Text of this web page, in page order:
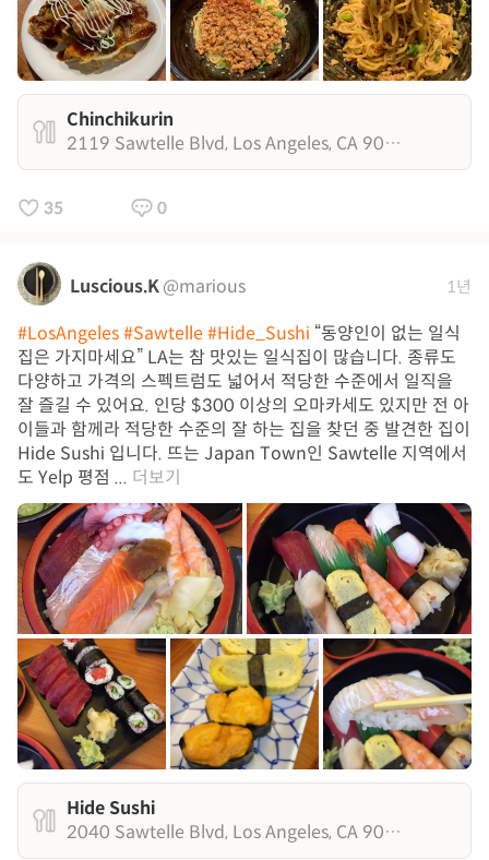
Chinchikurin
2119 Sawtelle Blvd, Los Angeles, CA 90025
35 0
Luscious.K@marious 1년
#LosAngeles#Sawtelle#Hide_Sushi “동양인이 없는 일식
집은 가지마세요” LA는 참 맛있는 일식집이 많습니다. 종류도
다양하고 가격의 스펙트럼도 넓어서 적당한 수준에서 일직을
잘 즐길 수 있어요. 인당 $300 이상의 오마카세도 있지만 전 아
이들과 함께라 적당한 수준의 잘 하는 집을 찾던 중 발견한 집이
Hide Sushi 입니다. 뜨는 Japan Town인 Sawtelle 지역에서
도 Yelp 평점 ... 더보기
Hide Sushi
2040 Sawtelle Blvd, Los Angeles, CA 90025